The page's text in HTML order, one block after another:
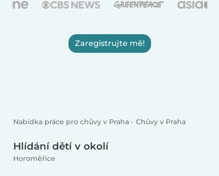
Zaregistrujte mě!
Nabídka práce pro chůvy v Praha Chůvy v Praha
Hlídání dětí v okolí
Horoměřice